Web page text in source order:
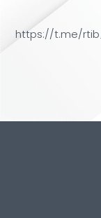
https://t.me/